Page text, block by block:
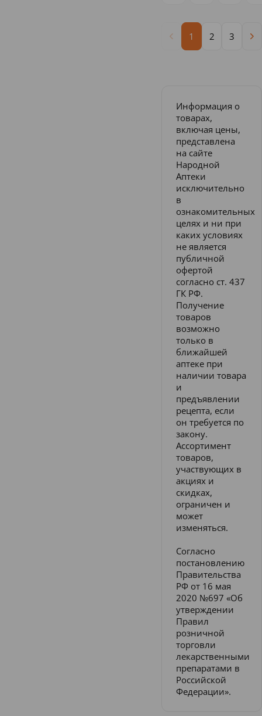
1 2 3
Информация о
товарах,
включая цены,
представлена
на сайте
Народной
Аптеки
исключительно
в
ознакомительных
целях и ни при
каких условиях
не является
публичной
офертой
согласно ст. 437
ГК РФ.
Получение
товаров
возможно
только в
ближайшей
аптеке при
наличии товара
и
предъявлении
рецепта, если
он требуется по
закону.
Ассортимент
товаров,
участвующих в
акциях и
скидках,
ограничен и
может
изменяться.
Согласно
постановлению
Правительства
РФ от 16 мая
2020 №697 «Об
утверждении
Правил
розничной
торговли
лекарственными
препаратами в
Российской
Федерации».